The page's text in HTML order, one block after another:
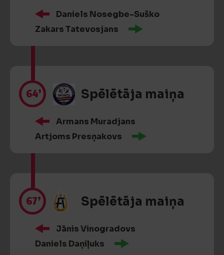
Daniels Nosegbe-Suško
Zakars Tatevosjans
64’ Spēlētāja maiņa
Armans Muradjans
Artjoms Presņakovs
67’ Spēlētāja maiņa
Jānis Vinogradovs
Daniels Daņiļuks